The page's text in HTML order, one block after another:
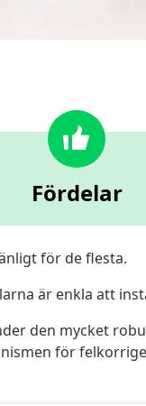
Fördelar
för de flesta.
är enkla att
den mycket
för